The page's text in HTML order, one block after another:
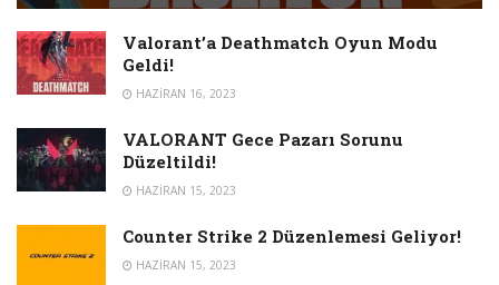
Valorant’a Deathmatch Oyun Modu
Geldi!
HAZIRAN 16, 2023
VALORANT Gece Pazarı Sorunu
Düzeltildi!
HAZIRAN 15, 2023
Counter Strike 2 Düzenlemesi Geliyor!
HAZIRAN 15, 2023